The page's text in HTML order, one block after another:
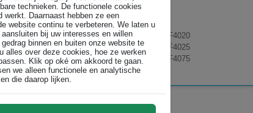
Office Fax TF4020
Office Fax TF4025
Office Fax TF4075
technieken. De functionele cookies
werkt. Daarnaast hebben ze een
website continu te verbeteren. We laten u
bij uw interesses en willen
binnen en buiten onze website te
alles over deze cookies, hoe ze werken
Klik op oké om akkoord te gaan.
we alleen functionele en analytische
die daarop lijken.